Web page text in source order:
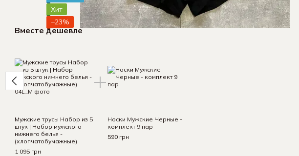
Хит
−23%
Вместе дешевле
Мужские трусы Набор из 5
штук | Набор мужского
нижнего белья -
(хлопчатобумажные)
1 095 грн
Носки Мужские Черные -
комплект 9 пар
590 грн